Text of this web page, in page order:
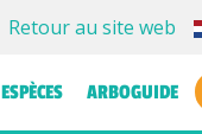
Retour au site web
ESPÈCES ARBOGUIDE